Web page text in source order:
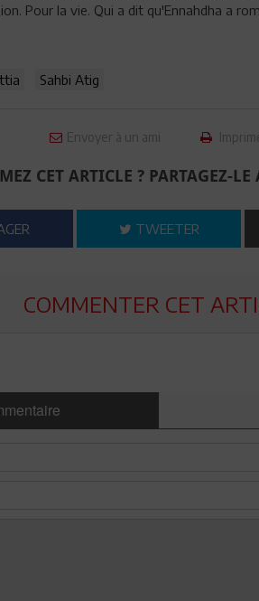
Pour la vie. Qui a dit qu'Ennahdha a
Sahbi Atig
Envoyer à un ami
CET ARTICLE ? PARTAGEZ-LE
TWEETER
COMMENTER CET